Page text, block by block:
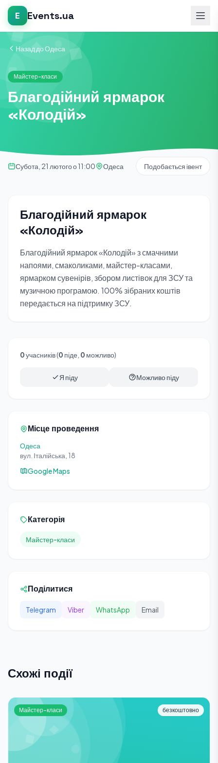
E Events.ua
Назад до Одеса
Майстер-класи
Благодійний ярмарок
«Колодій»
Субота, 21 лютого о 11:00 Одеса Подобається івент
Благодійний ярмарок
«Колодій»
Благодійний ярмарок «Колодій» з смачними
напоями, смаколиками, майстер-класами,
ярмарком сувенірів, збором листівок для ЗСУ та
музичною програмою. 100% зібраних коштів
передається на підтримку ЗСУ.
0учасників (0 піде, 0 можливо)
Я піду Можливо піду
Місце проведення
Одеса
вул. Італійська, 18
Google Maps
Категорія
Майстер-класи
Поділитися
Telegram Viber WhatsApp Email
Схожі події
Майстер-класи безкоштовно